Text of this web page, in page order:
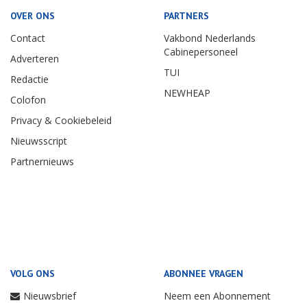
OVER ONS
Contact
Adverteren
Redactie
Colofon
Privacy & Cookiebeleid
Nieuwsscript
Partnernieuws
PARTNERS
Vakbond Nederlands
Cabinepersoneel
TUI
NEWHEAP
VOLG ONS
Nieuwsbrief
ABONNEE VRAGEN
Neem een Abonnement